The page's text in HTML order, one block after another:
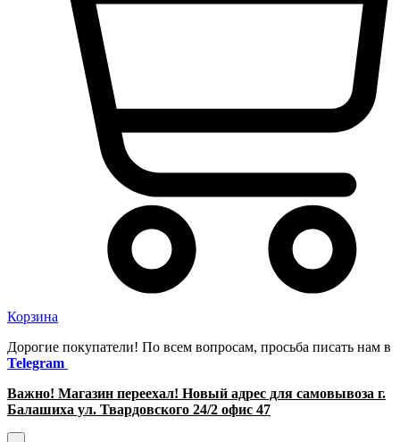
Корзина
Дорогие покупатели! По всем вопросам, просьба писать нам в
Telegram
Важно! Магазин переехал! Новый адрес для самовывоза г.
Балашиха ул. Твардовского 24/2 офис 47